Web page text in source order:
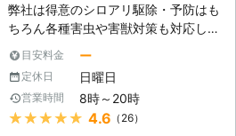
弊社は得意のシロアリ駆除・予防はも
ちろん各種害虫や害獣対策も対応して
おります。 高度な技術力と適正な価
格を追求しお客様満足度アップのため
日々努力しています。 シロアリ等の
被害から大工さんによる修繕工事が必
要になった場合でも全ての修繕工事に
目安料金 ー
定休日 日曜日
営業時間 8時～20時
★★★★★ 4.6 （26）